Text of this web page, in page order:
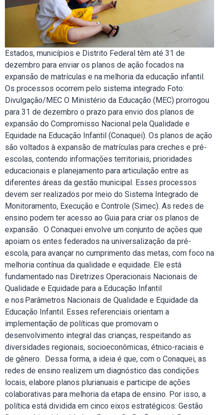
Estados, municípios e Distrito Federal têm até 31 de
dezembro para enviar os planos de ação focados na
expansão de matrículas e na melhoria da educação infantil.
Os processos ocorrem pelo sistema integrado Foto:
Divulgação/MEC O Ministério da Educação (MEC) prorrogou
para 31 de dezembro o prazo para envio dos planos de
expansão do Compromisso Nacional pela Qualidade e
Equidade na Educação Infantil (Conaquei). Os planos de ação
são voltados à expansão de matrículas para creches e pré-
escolas, contendo informações territoriais, prioridades
educacionais e planejamento para articulação entre as
diferentes áreas da gestão municipal. Esses processos
devem ser realizados por meio do Sistema Integrado de
Monitoramento, Execução e Controle (Simec). As redes de
ensino podem ter acesso ao Guia para criar os planos de
expansão. O Conaquei envolve um conjunto de ações que
apoiam os entes federados na universalização da pré-
escola, para avançar no cumprimento das metas, com foco na
melhoria contínua da qualidade e equidade. Ele está
fundamentado nas Diretrizes Operacionais Nacionais de
Qualidade e Equidade para a Educação Infantil
e nos Parâmetros Nacionais de Qualidade e Equidade da
Educação Infantil. Esses referenciais orientam a
implementação de políticas que promovam o
desenvolvimento integral das crianças, respeitando as
diversidades regionais, socioeconômicas, étnico-raciais e
de gênero. Dessa forma, a ideia é que, com o Conaquei, as
redes de ensino realizem um diagnóstico das condições
locais, elabore planos plurianuais e participe de ações
colaborativas para melhoria da etapa de ensino. Por isso, a
política está dividida em cinco eixos estratégicos: Gestão